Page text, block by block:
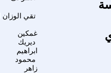
تقي الوزان
غمكين
ديريك
ابراهيم
محمود
زاهر